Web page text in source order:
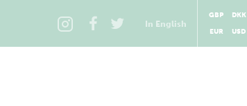
In English
GBP
DKK
EUR
USD